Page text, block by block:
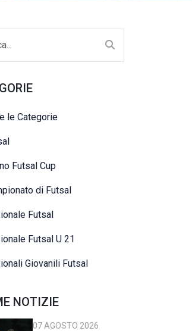
le Categorie
Futsal Cup
di Futsal
Futsal
Futsal U 21
Giovanili Futsal
NOTIZIE
07 AGOSTO 2026